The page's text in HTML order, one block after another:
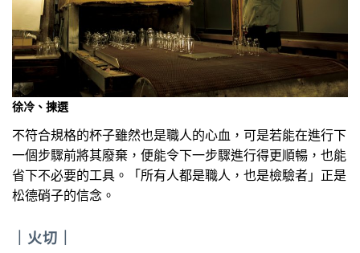
徐冷、揀選
不符合規格的杯子雖然也是職人的心血，可是若能在進行下
一個步驟前將其廢棄，便能令下一步驟進行得更順暢，也能
省下不必要的工具。「所有人都是職人，也是檢驗者」正是
松德硝子的信念。
火切